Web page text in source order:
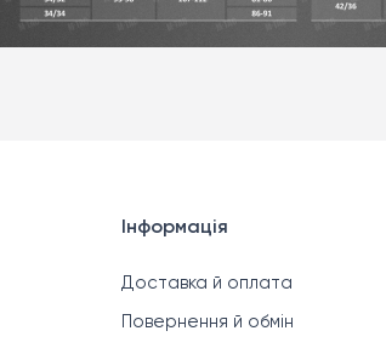
Інформація
Доставка й оплата
Повернення й обмін